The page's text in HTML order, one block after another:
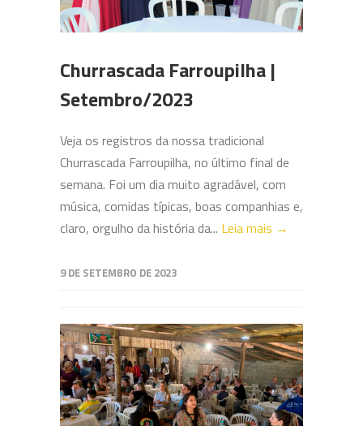
Churrascada Farroupilha |
Setembro/2023
Veja os registros da nossa tradicional
Churrascada Farroupilha, no último final de
semana. Foi um dia muito agradável, com
música, comidas típicas, boas companhias e,
claro, orgulho da história da... Leia mais →
9 DE SETEMBRO DE 2023